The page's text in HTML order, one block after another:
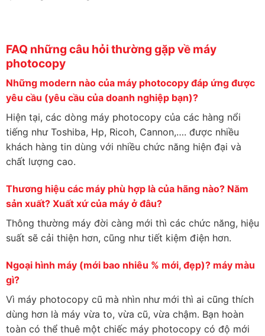
FAQ những câu hỏi thường gặp về máy
photocopy
Những modern nào của máy photocopy đáp ứng được
yêu cầu (yêu cầu của doanh nghiệp bạn)?
Hiện tại, các dòng máy photocopy của các hàng nổi
tiếng như Toshiba, Hp, Ricoh, Cannon,…. được nhiều
khách hàng tin dùng với nhiều chức năng hiện đại và
chất lượng cao.
Thương hiệu các máy phù hợp là của hãng nào? Năm
sản xuất? Xuất xứ của máy ở đâu?
Thông thường máy đời càng mới thì các chức năng, hiệu
suất sẽ cải thiện hơn, cũng như tiết kiệm điện hơn.
Ngoại hình máy (mới bao nhiêu % mới, đẹp)? máy màu
gì?
Vì máy photocopy cũ mà nhìn như mới thì ai cũng thích
dùng hơn là máy vừa to, vừa cũ, vừa chậm. Bạn hoàn
toàn có thể thuê một chiếc máy photocopy có độ mới